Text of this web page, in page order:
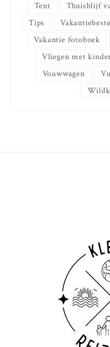
Tent
Thuisblijf
Tips
Vakantie fotoboek
Vliegen met
Vouwwagen